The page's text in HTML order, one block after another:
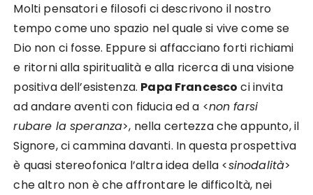
Molti pensatori e filosofi ci descrivono il nostro
tempo come uno spazio nel quale si vive come se
Dio non ci fosse. Eppure si affacciano forti richiami
e ritorni alla spiritualità e alla ricerca di una visione
positiva dell’esistenza. Papa Francesco ci invita
ad andare aventi con fiducia ed a <non farsi
rubare la speranza>, nella certezza che appunto, il
Signore, ci cammina davanti. In questa prospettiva
è quasi stereofonica l’altra idea della <sinodalità>
che altro non è che affrontare le difficoltà, nei